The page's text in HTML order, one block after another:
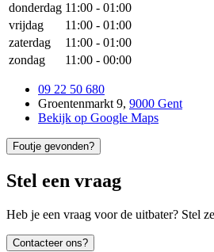
donderdag 11:00 - 01:00
vrijdag
11:00 - 01:00
zaterdag
11:00 - 01:00
zondag
11:00 - 00:00
09 22 50 680
Groentenmarkt 9, 9000 Gent
Bekijk op Google Maps
Foutje gevonden?
Stel een vraag
Heb je een vraag voor de uitbater? Stel
Contacteer ons?